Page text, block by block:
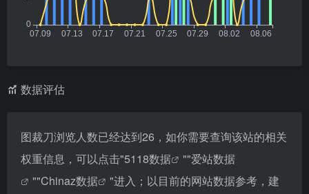
数据评估
图裁刀浏览人数已经达到26，如你需要查询该站的相关
权重信息，可以点击"5118数据 ""爱站数据
""Chinaz数据
"进入；以目前的网站数据参考，建